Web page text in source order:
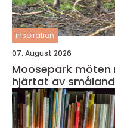
inspiration
07. August 2026
Moosepark möten med skogens konung i
hjärtat av småland